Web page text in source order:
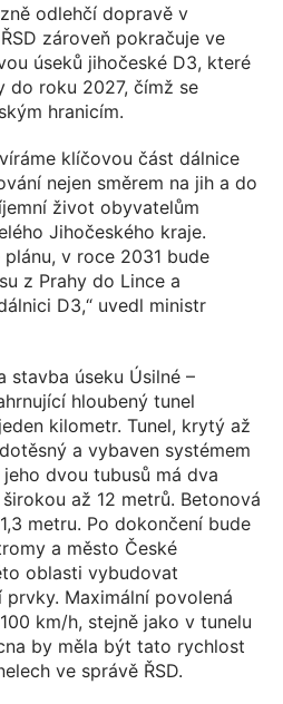
odlehčí dopravě v
zároveň pokračuje ve
úseků jihočeské D3, které
do roku 2027, čímž se
hranicím.
klíčovou část dálnice
nejen směrem na jih a do
život obyvatelům
Jihočeského kraje.
v roce 2031 bude
z Prahy do Lince a
D3,“ uvedl ministr
stavba úseku Úsilné –
hloubený tunel
kilometr. Tunel, krytý až
a vybaven systémem
dvou tubusů má dva
až 12 metrů. Betonová
metru. Po dokončení bude
a město České
oblasti vybudovat
Maximální povolená
km/h, stejně jako v tunelu
by měla být tato rychlost
ve správě ŘSD.